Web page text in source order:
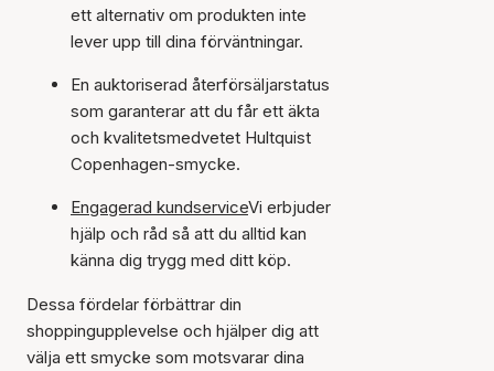
ett alternativ om produkten inte
lever upp till dina förväntningar.
En auktoriserad återförsäljarstatus
som garanterar att du får ett äkta
och kvalitetsmedvetet Hultquist
Copenhagen-smycke.
Engagerad kundserviceVi erbjuder
hjälp och råd så att du alltid kan
känna dig trygg med ditt köp.
Dessa fördelar förbättrar din
shoppingupplevelse och hjälper dig att
välja ett smycke som motsvarar dina